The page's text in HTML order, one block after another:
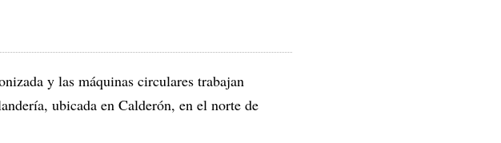
y las máquinas circulares trabajan
ubicada en Calderón, en el norte de